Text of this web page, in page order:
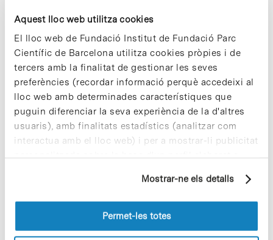
Aquest lloc web utilitza cookies
El lloc web de Fundació Institut de Fundació Parc
Científic de Barcelona utilitza cookies pròpies i de
tercers amb la finalitat de gestionar les seves
preferències (recordar informació perquè accedeixi al
lloc web amb determinades característiques que
puguin diferenciar la seva experiència de la d'altres
usuaris), amb finalitats estadístics (analitzar com
interactua amb el lloc web) i per a mostrar-li publicitat
personalitzada sobre la base d'un perfil elaborat a
pàgines visitades). Per a obtenir més informació sobre
les cookies pot consultar laPolítica de cookiesdel
Mostrar-ne els detalls
Permet-les totes
Barcelona (
ICUB) de l’Ajuntament de Barcelona.
► El termini de preinscripció finalitza el proper 20
de setembre. Consulta les bases del sorteig al
web de Recerca en Societat [+info]
Share